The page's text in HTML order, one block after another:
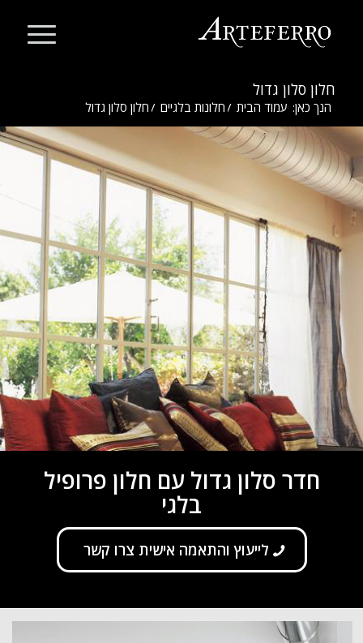
חלון סלון גדול
הנך כאן: עמוד הבית / חלונות בלגיים / חלון סלון גדול
חדר סלון גדול עם חלון פרופיל
בלגי
לייעוץ והתאמה אישית צרו קשר